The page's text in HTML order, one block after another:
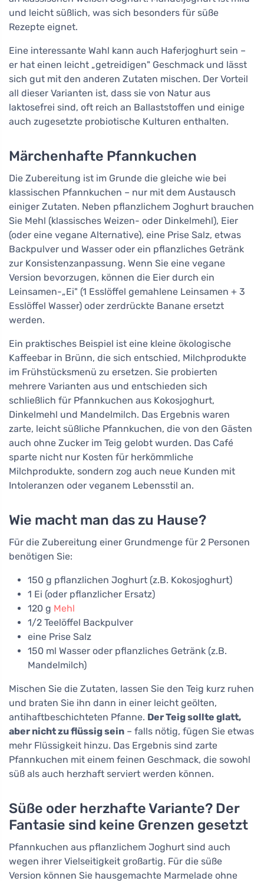
und leicht süßlich, was sich besonders für süße
Rezepte eignet.
Eine interessante Wahl kann auch Haferjoghurt sein –
er hat einen leicht „getreidigen" Geschmack und lässt
sich gut mit den anderen Zutaten mischen. Der Vorteil
all dieser Varianten ist, dass sie von Natur aus
laktosefrei sind, oft reich an Ballaststoffen und einige
auch zugesetzte probiotische Kulturen enthalten.
Märchenhafte Pfannkuchen
Die Zubereitung ist im Grunde die gleiche wie bei
klassischen Pfannkuchen – nur mit dem Austausch
einiger Zutaten. Neben pflanzlichem Joghurt brauchen
Sie Mehl (klassisches Weizen- oder Dinkelmehl), Eier
(oder eine vegane Alternative), eine Prise Salz, etwas
Backpulver und Wasser oder ein pflanzliches Getränk
zur Konsistenzanpassung. Wenn Sie eine vegane
Version bevorzugen, können die Eier durch ein
Leinsamen-„Ei" (1 Esslöffel gemahlene Leinsamen + 3
Esslöffel Wasser) oder zerdrückte Banane ersetzt
werden.
Ein praktisches Beispiel ist eine kleine ökologische
Kaffeebar in Brünn, die sich entschied, Milchprodukte
im Frühstücksmenü zu ersetzen. Sie probierten
mehrere Varianten aus und entschieden sich
schließlich für Pfannkuchen aus Kokosjoghurt,
Dinkelmehl und Mandelmilch. Das Ergebnis waren
zarte, leicht süßliche Pfannkuchen, die von den Gästen
auch ohne Zucker im Teig gelobt wurden. Das Café
sparte nicht nur Kosten für herkömmliche
Milchprodukte, sondern zog auch neue Kunden mit
Intoleranzen oder veganem Lebensstil an.
Wie macht man das zu Hause?
Für die Zubereitung einer Grundmenge für 2 Personen
benötigen Sie:
150 g pflanzlichen Joghurt (z.B. Kokosjoghurt)
1 Ei (oder pflanzlicher Ersatz)
120 g Mehl
1/2 Teelöffel Backpulver
eine Prise Salz
150 ml Wasser oder pflanzliches Getränk (z.B.
Mandelmilch)
Mischen Sie die Zutaten, lassen Sie den Teig kurz ruhen
und braten Sie ihn dann in einer leicht geölten,
antihaftbeschichteten Pfanne. Der Teig sollte glatt,
aber nicht zu flüssig sein – falls nötig, fügen Sie etwas
mehr Flüssigkeit hinzu. Das Ergebnis sind zarte
Pfannkuchen mit einem feinen Geschmack, die sowohl
süß als auch herzhaft serviert werden können.
Süße oder herzhafte Variante? Der
Fantasie sind keine Grenzen gesetzt
Pfannkuchen aus pflanzlichem Joghurt sind auch
wegen ihrer Vielseitigkeit großartig. Für die süße
Version können Sie hausgemachte Marmelade ohne